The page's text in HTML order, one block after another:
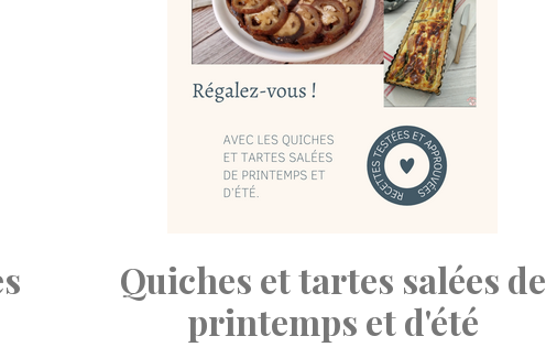
Quiches et tartes salées de
printemps et d'été